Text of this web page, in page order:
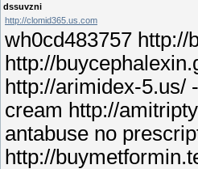
dssuvzni
http://clomid365.us.com
wh0cd483757
http://
http://arimidex-5.us/
cream http://
antabuse no
http://